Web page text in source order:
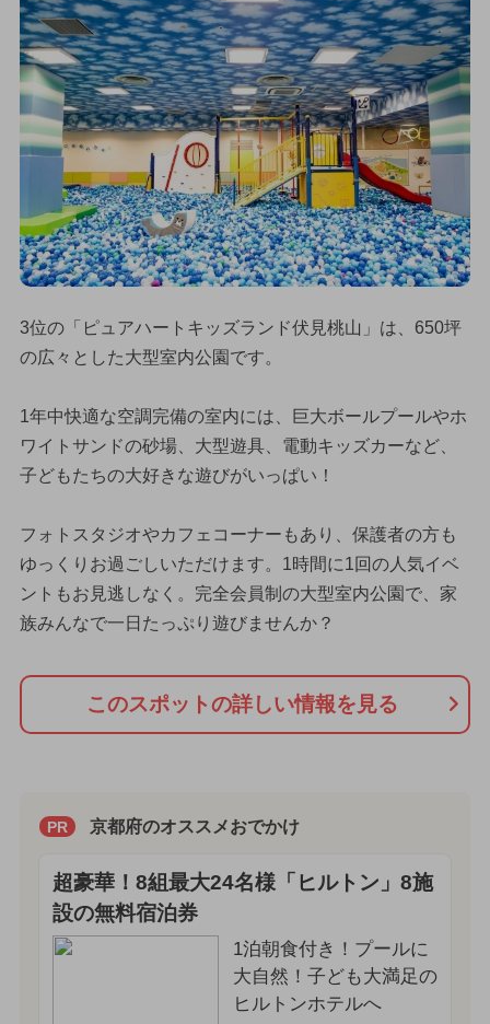
3位の「ピュアハートキッズランド伏見桃山」は、650坪
の広々とした大型室内公園です。
1年中快適な空調完備の室内には、巨大ボールプールやホ
ワイトサンドの砂場、大型遊具、電動キッズカーなど、
子どもたちの大好きな遊びがいっぱい！
フォトスタジオやカフェコーナーもあり、保護者の方も
ゆっくりお過ごしいただけます。1時間に1回の人気イベ
ントもお見逃しなく。完全会員制の大型室内公園で、家
族みんなで一日たっぷり遊びませんか？
このスポットの詳しい情報を見る
PR 京都府のオススメおでかけ
超豪華！8組最大24名様「ヒルトン」8施
設の無料宿泊券
1泊朝食付き！プールに
大自然！子ども大満足の
ヒルトンホテルへ